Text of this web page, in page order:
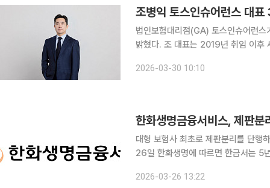
조병익 토스인슈어런스 대
법인보험대리점(GA) 토스인슈어런
밝혔다. 조 대표는 2019년 취임 이후 세 번째 연임이 확정되면서 2028년까지 조직을 이끌게 됐다.
에 육박한다. 평균 연령 30대 중심의
2026-03-30 10:10
한화생명금융서비스, 제판
대형 보험사 최초로 제판분리를 단행
26일 한화생명에 따르면 한금서는 5
30개 법인보험대리점(GA) 평균
2026-03-26 13:22